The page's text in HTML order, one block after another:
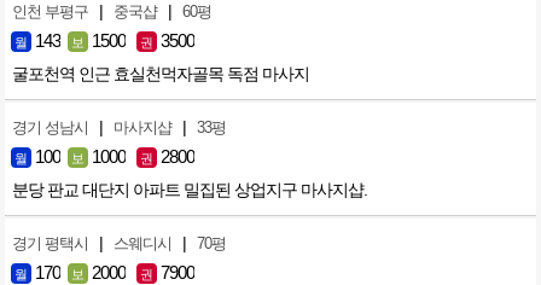
인천 부평구 | 중국샵 | 60평
월 143 보 1500 권 3500
굴포천역 인근 효실천먹자골목 독점 마사지
경기 성남시 | 마사지샵 | 33평
월 100 보 1000 권 2800
분당 판교 대단지 아파트 밀집된 상업지구 마사지샵.
경기 평택시 | 스웨디시 | 70평
월 170 보 2000 권 7900